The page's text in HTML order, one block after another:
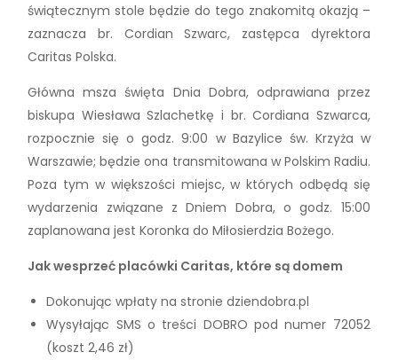
świątecznym stole będzie do tego znakomitą okazją –
zaznacza br. Cordian Szwarc, zastępca dyrektora
Caritas Polska.
Główna msza święta Dnia Dobra, odprawiana przez
biskupa Wiesława Szlachetkę i br. Cordiana Szwarca,
rozpocznie się o godz. 9:00 w Bazylice św. Krzyża w
Warszawie; będzie ona transmitowana w Polskim Radiu.
Poza tym w większości miejsc, w których odbędą się
wydarzenia związane z Dniem Dobra, o godz. 15:00
zaplanowana jest Koronka do Miłosierdzia Bożego.
Jak wesprzeć placówki Caritas, które są domem
Dokonując wpłaty na stronie dziendobra.pl
Wysyłając SMS o treści DOBRO pod numer 72052
(koszt 2,46 zł)